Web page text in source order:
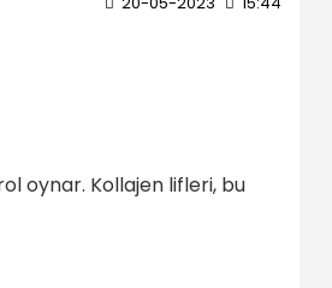
oynar. Kollajen lifleri, bu